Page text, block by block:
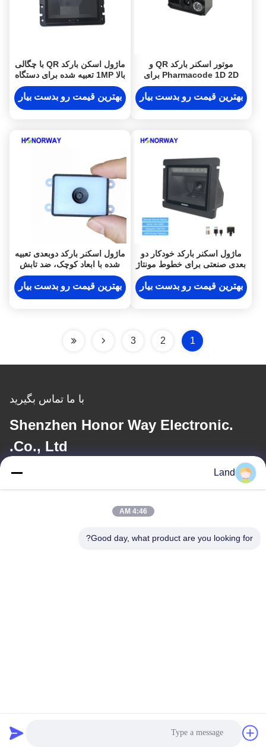
موتور اسکنر بارکد QR و
Pharmacode 1D 2D برای
دستگاه‌های کیوسک و اینترنت
اشیاء
بهترین قیمت رو بدست بیار
ماژول اسکن بارکد QR با چگالی
بالا 1MP تعبیه شده برای دستگاه
خودپرداز
بهترین قیمت رو بدست بیار
ماژول اسکنر بارکد خودکار دو
بعدی صنعتی برای خطوط مونتاژ
نقاله
بهترین قیمت رو بدست بیار
ماژول اسکنر بارکد دوبعدی تعبیه
شده با ابعاد کوچک، ضد تابش
نور خورشید، خوانا
بهترین قیمت رو بدست بیار
1
2
3
با ما تماس بگیرید
Shenzhen Honor Way Electronic.
Co., Ltd.
Shenzhen Honor Way Electronic. Co., Ltd. تمام حقوق محفوظ است
Land
4:46 AM
Good day, what product are you looking for?